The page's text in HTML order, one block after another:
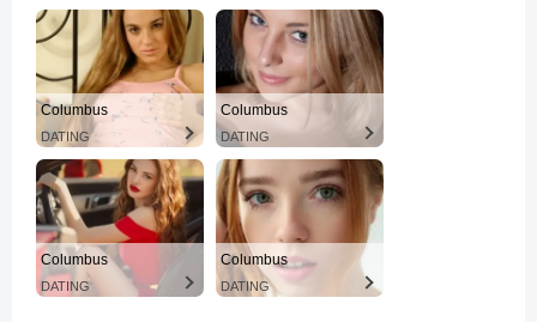
Columbus
DATING
Columbus
DATING
Columbus
DATING
Columbus
DATING